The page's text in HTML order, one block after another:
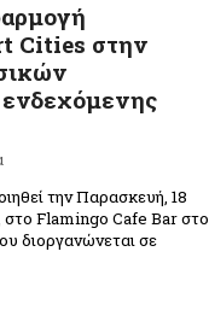
Cities στην
την Παρασκευή, 18
στο Flamingo Cafe Bar στο
διοργανώνεται σε